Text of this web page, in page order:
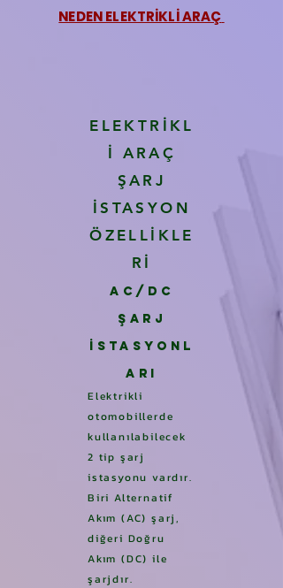
NEDEN ELEKTRİKLİ ARAÇ
ELEKTRİKL
İ ARAÇ
ŞARJ
İSTASYON
ÖZELLİKLE
Rİ
AC/DC
ŞARJ
İSTASY ONL
ARI
Elektrikli
otomobillerde
kullanılabilecek
2 tip şarj
istasyonu vardır.
Biri Alternatif
Akım (AC) şarj,
diğeri Doğru
Akım (DC) ile
şarjdır.